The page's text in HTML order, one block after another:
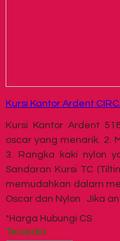
Kursi Kantor Ardent
Kursi Kantor Ardent
oscar yang menarik. 2.
3. Rangka kaki nylon
Sandaran Kursi TC
memudahkan dalam
Oscar dan Nylon Jika
*Harga Hubungi CS
Tersedia